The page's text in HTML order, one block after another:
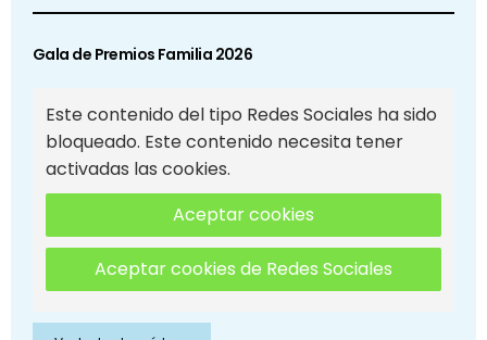
Gala de Premios Familia 2026
Este contenido del tipo Redes Sociales ha sido
bloqueado. Este contenido necesita tener
activadas las cookies.
Aceptar cookies
Aceptar cookies de Redes Sociales